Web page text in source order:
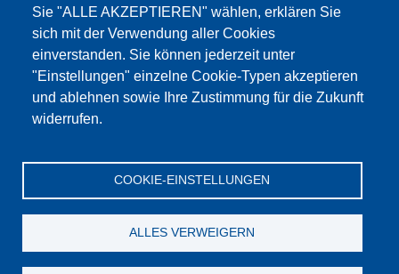
Sie "ALLE AKZEPTIEREN" wählen, erklären Sie
sich mit der Verwendung aller Cookies
einverstanden. Sie können jederzeit unter
"Einstellungen" einzelne Cookie-Typen akzeptieren
und ablehnen sowie Ihre Zustimmung für die Zukunft
widerrufen.
COOKIE-EINSTELLUNGEN
ALLES VERWEIGERN
07.08.2026
YouTube-